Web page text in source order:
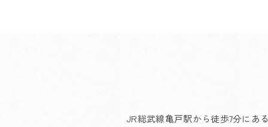
JR総武線亀戸駅から徒歩7分にあ